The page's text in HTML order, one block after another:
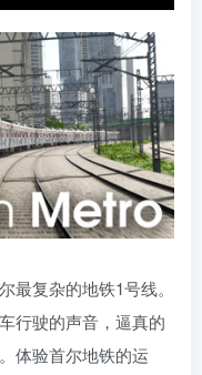
最复杂的地铁1号线。
行驶的声音，逼真的
体验首尔地铁的运